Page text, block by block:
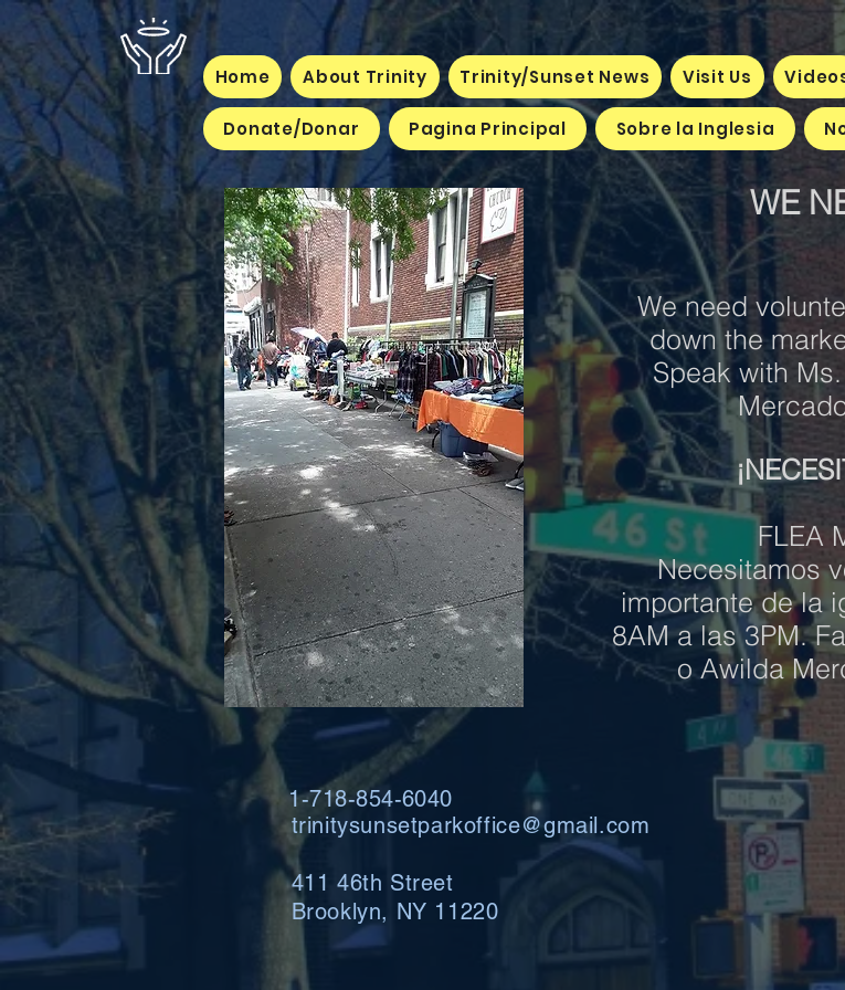
Home About Trinity Trinity/Sunset News Visit Us
Donate/Donar Pagina Principal Sobre la Inglesia
WE
We need
down the
Speak with
FLEA
Necesitamos
importante de la
8AM a las 3PM.
o Awilda
1-718-854-6040
trinitysunsetparkoffice@gmail.com
411 46th Street
Brooklyn, NY 11220